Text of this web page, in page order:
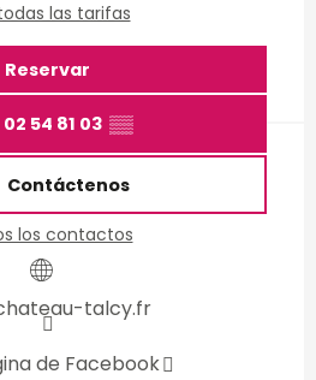
las tarifas
Reservar
02 54 81 03 ▒▒
Contáctenos
los contactos
talcy.fr
de Facebook